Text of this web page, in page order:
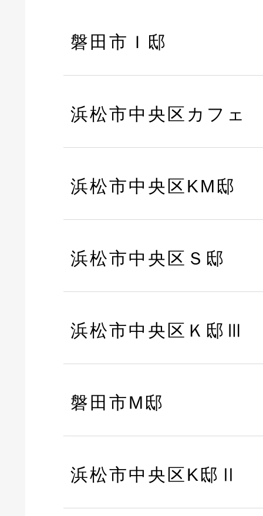
磐田市Ｉ邸
浜松市中央区カフェ
浜松市中央区KM邸
浜松市中央区Ｓ邸
浜松市中央区Ｋ邸Ⅲ
磐田市M邸
浜松市中央区K邸Ⅱ